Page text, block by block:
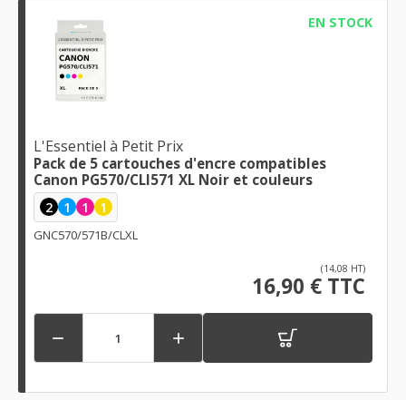
EN STOCK
L'Essentiel à Petit Prix
Pack de 5 cartouches d'encre compatibles
Canon PG570/CLI571 XL Noir et couleurs
2 1 1 1
GNC570/571B/CLXL
(14,08 HT)
16,90 € TTC
 